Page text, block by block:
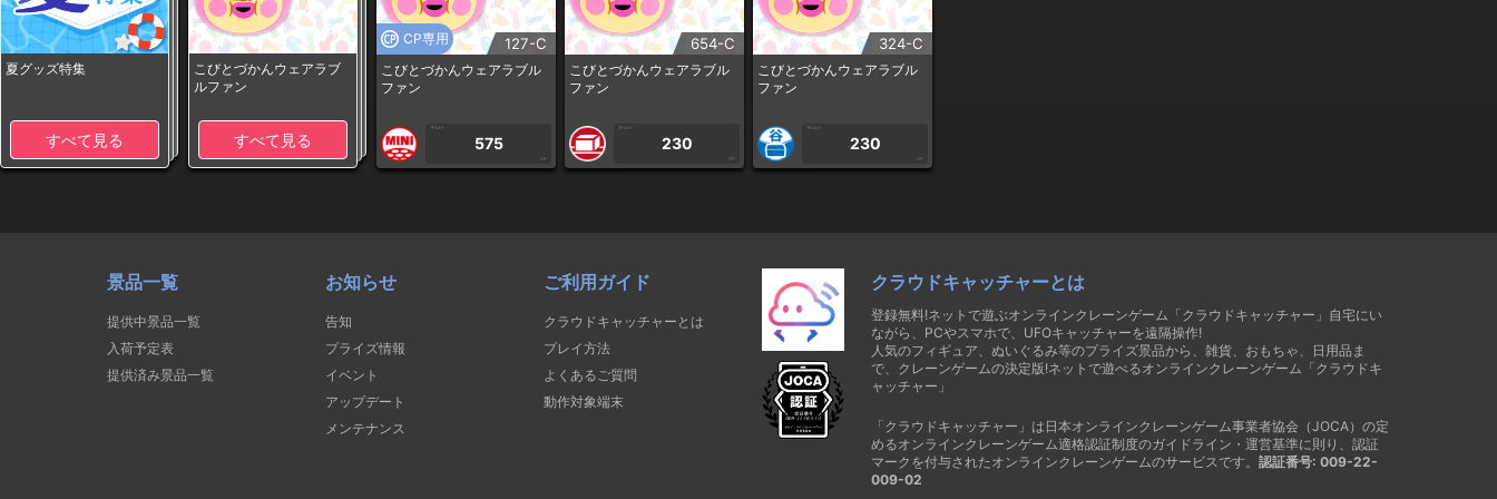
夏グッズ特集
すべて見る
こびとづかんウェアラブ
ルファン
すべて見る
CP専用 127-C
こびとづかんウェアラブル
ファン
1PLAY
575
CP
654-C
こびとづかんウェアラブル
ファン
1PLAY
230
CP
324-C
こびとづかんウェアラブル
ファン
1PLAY
230
CP
景品一覧
提供中景品一覧
入荷予定表
提供済み景品一覧
お知らせ
告知
プライズ情報
イベント
アップデート
メンテナンス
ご利用ガイド
クラウドキャッチャーとは
プレイ方法
よくあるご質問
動作対象端末
クラウドキャッチャーとは
登録無料!ネットで遊ぶオンラインクレーンゲーム「クラウドキャッチャー」自宅にい
ながら、PCやスマホで、UFOキャッチャーを遠隔操作!
人気のフィギュア、ぬいぐるみ等のプライズ景品から、雑貨、おもちゃ、日用品ま
で、クレーンゲームの決定版!ネットで遊べるオンラインクレーンゲーム「クラウドキ
ャッチャー」
「クラウドキャッチャー」は日本オンラインクレーンゲーム事業者協会（JOCA）の定
めるオンラインクレーンゲーム適格認証制度のガイドライン・運営基準に則り、認証
マークを付与されたオンラインクレーンゲームのサービスです。 認証番号: 009-22-
009-02